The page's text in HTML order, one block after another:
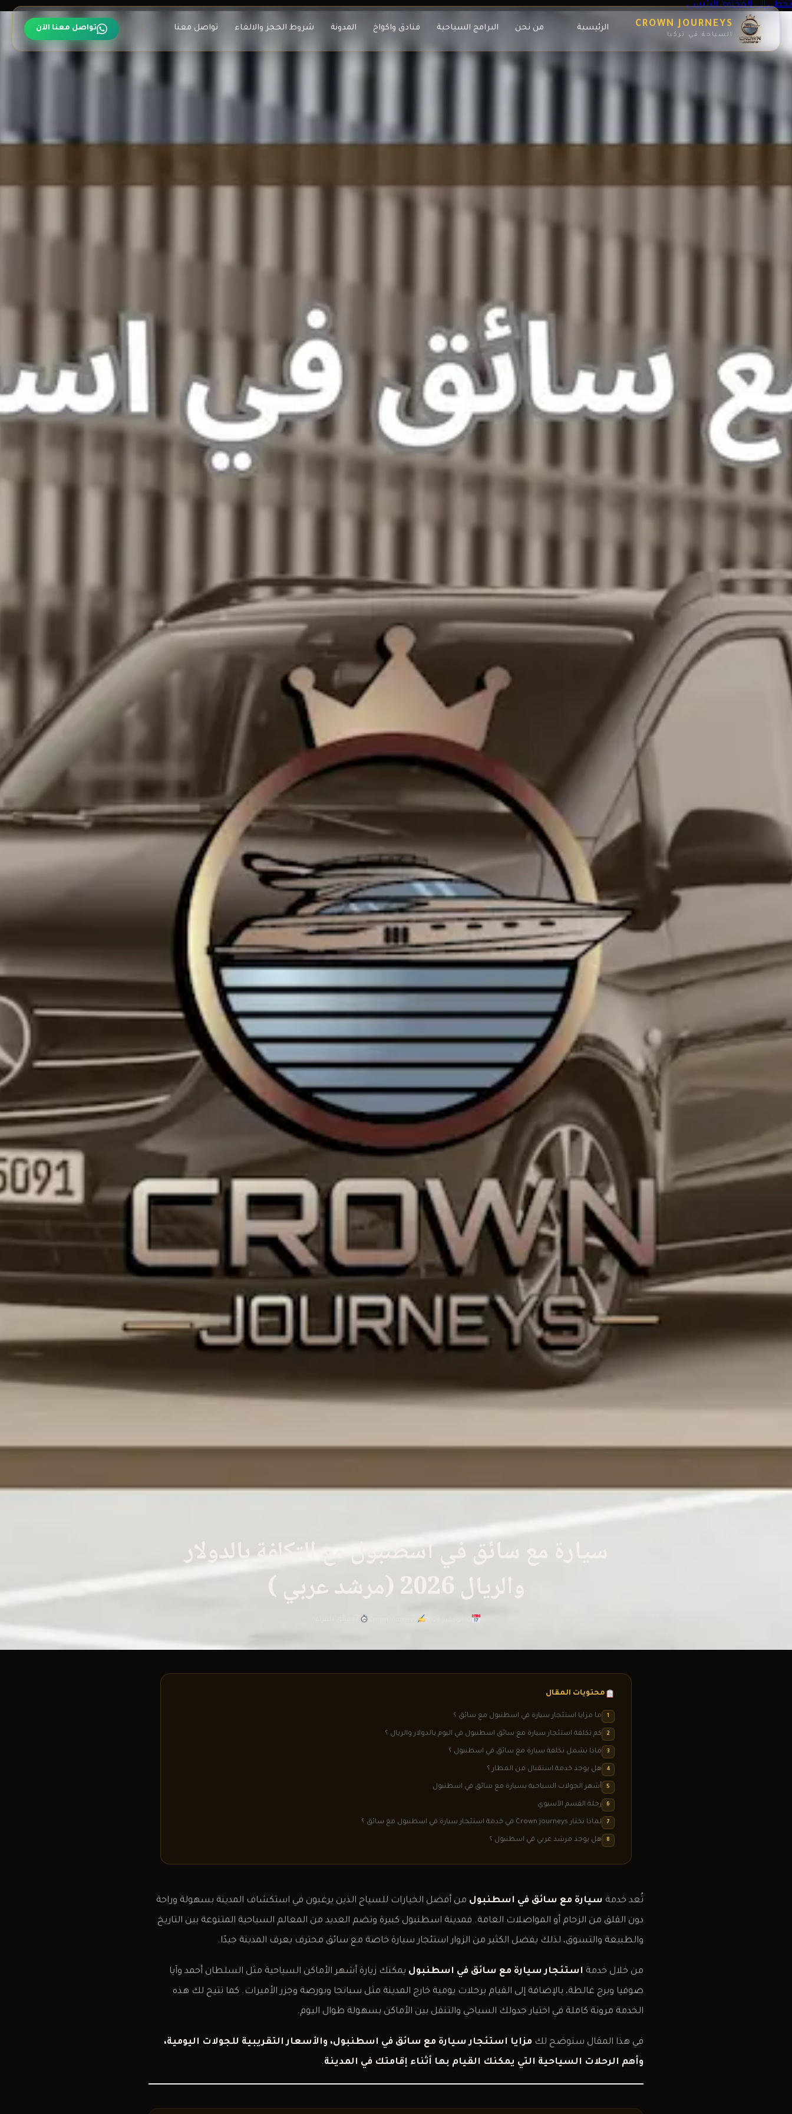
CROWN JOURNEYS
السياحة في تركيا
الرئيسية من نحن البرامج السياحية فنادق واكواخ المدونة شروط الحجز والالغاء تواصل معنا تواصل معنا الآن
تخطي إلى المحتوى الرئيسي
سيارة مع سائق في اسطنبول مع التكلفة بالدولار
والريال 2026 (مرشد عربي )
محتويات المقال
1 ما مزايا استئجار سيارة في اسطنبول مع سائق ؟
2 كم تكلفة استئجار سيارة مع سائق اسطنبول في اليوم بالدولار والريال ؟
3 ماذا تشمل تكلفة سيارة مع سائق في اسطنبول ؟
4 هل يوجد خدمة استقبال من المطار ؟
5 أشهر الجولات السياحية بسيارة مع سائق في اسطنبول
6 رحلة القسم الآسيوي
7 لماذا تختار Crown journeys في خدمة استئجار سيارة في اسطنبول مع سائق ؟
8 هل يوجد مرشد عربي في اسطنبول ؟
تُعد خدمة سيارة مع سائق في اسطنبول من أفضل الخيارات للسياح الذين يرغبون في استكشاف المدينة بسهولة وراحة
دون القلق من الزحام أو المواصلات العامة. فمدينة اسطنبول كبيرة وتضم العديد من المعالم السياحية المتنوعة بين التاريخ
والطبيعة والتسوق، لذلك يفضل الكثير من الزوار استئجار سيارة خاصة مع سائق محترف يعرف المدينة جيدًا.
من خلال خدمة استئجار سيارة مع سائق في اسطنبول يمكنك زيارة أشهر الأماكن السياحية مثل السلطان أحمد وآيا
صوفيا وبرج غالطة، بالإضافة إلى القيام برحلات يومية خارج المدينة مثل سبانجا وبورصة وجزر الأميرات. كما تتيح لك هذه
الخدمة مرونة كاملة في اختيار جدولك السياحي والتنقل بين الأماكن بسهولة طوال اليوم.
في هذا المقال سنوضح لك مزايا استئجار سيارة مع سائق في اسطنبول، والأسعار التقريبية للجولات اليومية،
وأهم الرحلات السياحية التي يمكنك القيام بها أثناء إقامتك في المدينة.